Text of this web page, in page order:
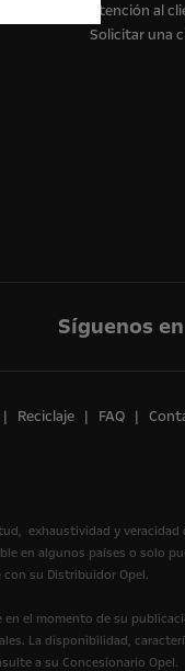
Atención al
Solicitar una
Síguenos en
Reciclaje FAQ
exhaustividad y veracidad
en algunos países o solo
su Distribuidor Opel.
el momento de su
La disponibilidad,
a su Concesionario Opel.